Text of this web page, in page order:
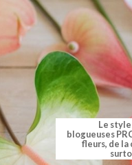
Le
blogueuses
fleurs, de la